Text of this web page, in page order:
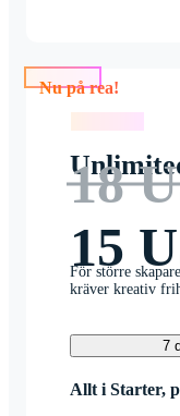
Nu på rea!
18
15
För större
kräver kreativ
7
Allt i Starter,